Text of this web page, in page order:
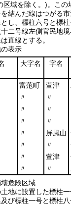
区域を除く。)。この
結んだ線はつがる
し、標柱六号と標
二号線左側官民地
直線とする。
表示
大字名 字名
富萢町 萱津
〃 〃
〃 〃
〃 〃
〃 屏風山
〃 〃
〃 萱津
〃 〃
危険区域
地に設置した標柱
び標柱一号と標柱